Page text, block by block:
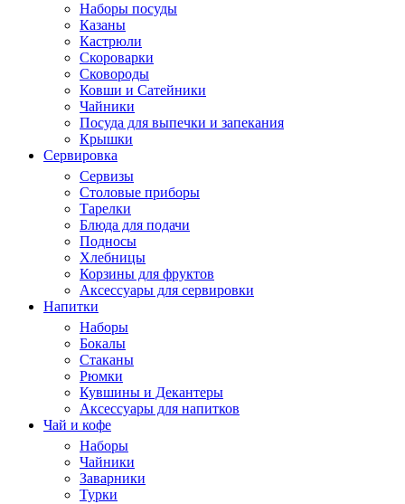
Наборы посуды
Казаны
Кастрюли
Скороварки
Сковороды
Ковши и Сатейники
Чайники
Посуда для выпечки и запекания
Крышки
Сервировка
Сервизы
Столовые приборы
Тарелки
Блюда для подачи
Подносы
Хлебницы
Корзины для фруктов
Аксессуары для сервировки
Напитки
Наборы
Бокалы
Стаканы
Рюмки
Кувшины и Декантеры
Аксессуары для напитков
Чай и кофе
Наборы
Чайники
Заварники
Турки